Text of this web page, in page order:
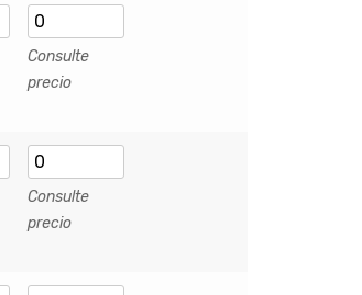
Consulte
precio
Consulte
precio